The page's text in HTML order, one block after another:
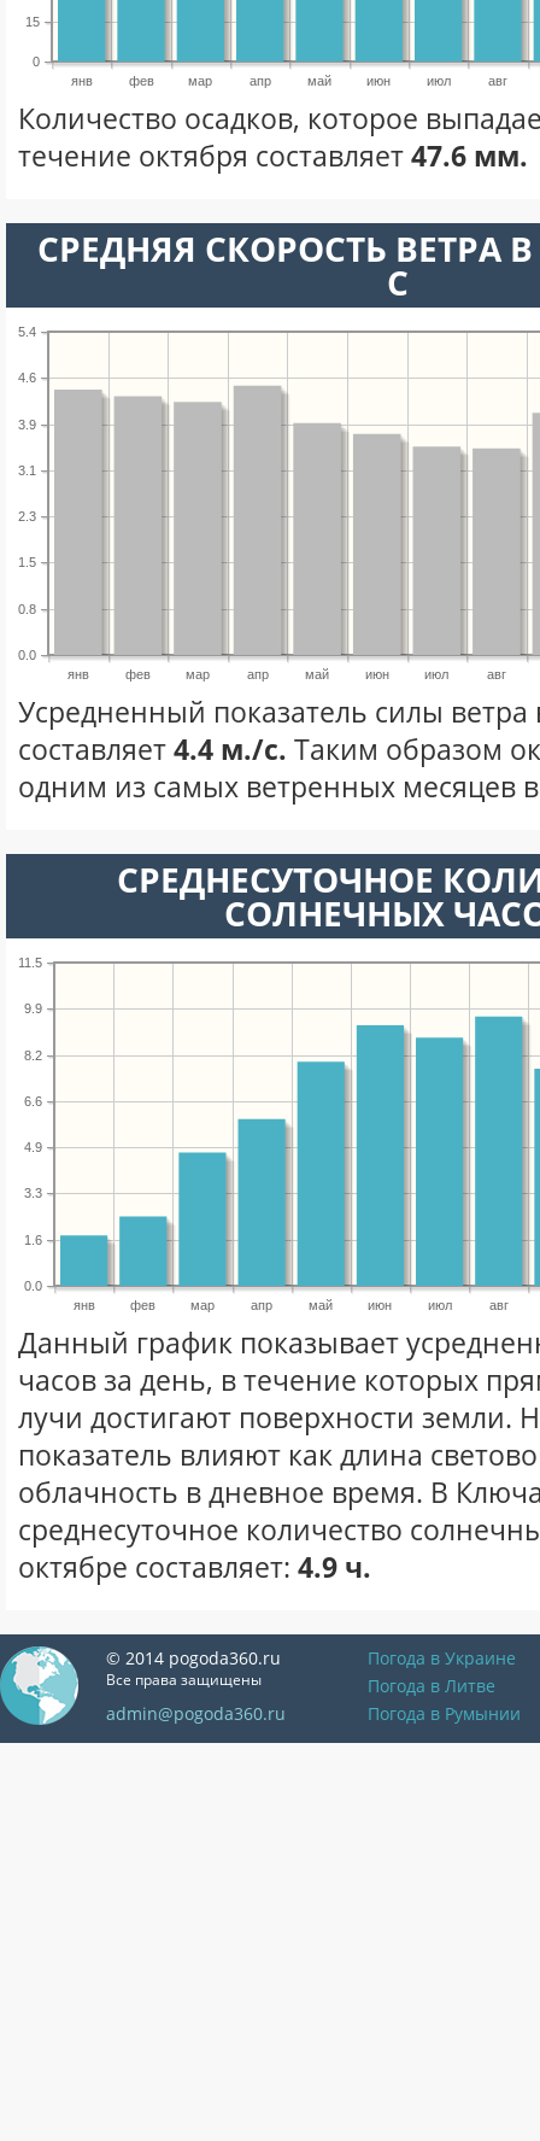
янв фев мар апр май июн июл авг
0
15
Количество осадков, которое
течение октября составляет47.6 мм.
СРЕДНЯЯ СКОРОСТЬ ВЕТРА
С
янв фев мар апр май июн июл авг
0.0
0.8
1.5
2.3
3.1
3.9
4.6
5.4
Усредненный показатель силы ветра
составляет4.4 м./с. Таким образом
одним из самых ветренных месяцев в
СРЕДНЕСУТОЧНОЕ
СОЛНЕЧНЫХ
янв фев мар апр май июн июл авг
0.0
1.6
3.3
4.9
6.6
8.2
9.9
11.5
Данный график показывает
часов за день, в течение которых
лучи достигают поверхности земли.
показатель влияют как длина
облачность в дневное время. В
среднесуточное количество
октябре составляет: 4.9 ч.
© 2014 pogoda360.ru
Все права защищены
admin@pogoda360.ru
Погода в Украине
Погода в Литве
Погода в Румынии